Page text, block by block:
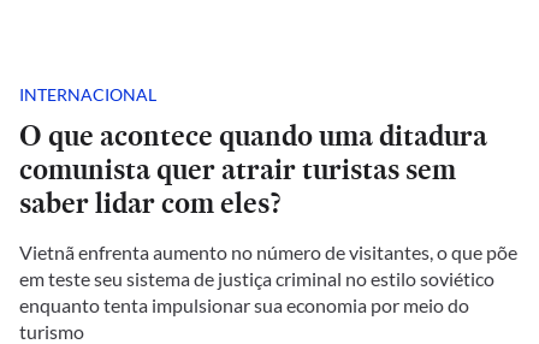
INTERNACIONAL
O que acontece quando uma ditadura
comunista quer atrair turistas sem
saber lidar com eles?
Vietnã enfrenta aumento no número de visitantes, o que põe
em teste seu sistema de justiça criminal no estilo soviético
enquanto tenta impulsionar sua economia por meio do
turismo